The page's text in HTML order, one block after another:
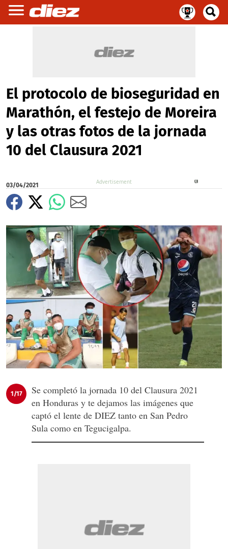
El protocolo de bioseguridad en
Marathón, el festejo de Moreira
y las otras fotos de la jornada
10 del Clausura 2021
03/04/2021
1/17
Se completó la jornada 10 del Clausura 2021
en Honduras y te dejamos las imágenes que
captó el lente de DIEZ tanto en San Pedro
Sula como en Tegucigalpa.
X